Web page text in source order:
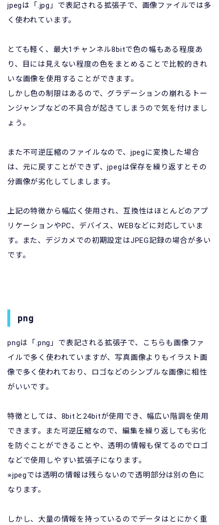
jpegは「.jpg」で表記される拡張子で、画像ファイルでは多
く使われています。
とても軽く、最大1チャンネル8bitで色の幅もある程度あ
り、目には見えない程度の色をまとめることで比較的きれ
いな画像を使用することができます。
しかし色の制限はあるので、グラデーションの崩れるトー
ンジャンプなどの不具合が起きてしまうので気を付けまし
ょう。
また不可逆圧縮のファイルなので、jpegに変換した場合
は、元に戻すことができず、jpegは保存を繰り返すとその
分画像が劣化してしまします。
上記の特徴から幅広く使用され、互換性はほとんどのアプ
リケーションやPC、デバイス、WEBなどに対応していま
す。また、デジカメでの初期設定はJPEG記録の場合が多い
です。
png
pngは「.png」で表記される拡張子で、こちらも画像ファ
イルで多く使われていますが、写真画像よりもイラスト画
像で多く使われており、ロゴなどのシンプルな画像に相性
がいいです。
特徴としては、8bitと24bitが使用でき、幅広い階調を使用
できます。また可逆圧縮なので、編集を繰り返しても劣化
を防ぐことができることや、透明の情報も保てるのでロゴ
などで使用しやすい拡張子になります。
※jpegでは透明の情報は残らないので透明部分は別の色に
なります。
しかし、大量の情報を持っているのでデータはとにかく重